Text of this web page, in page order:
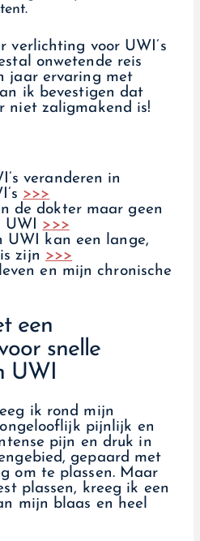
verlichting voor UWI’s
onwetende reis
jaar ervaring met
ik bevestigen dat
niet zaligmakend is!
veranderen in
>>>
de dokter maar geen
UWI >>>
UWI kan een lange,
zijn >>>
en mijn chronische
een
snelle
UWI
ik rond mijn
pijnlijk en
pijn en druk in
gepaard met
om te plassen. Maar
plassen, kreeg ik een
mijn blaas en heel